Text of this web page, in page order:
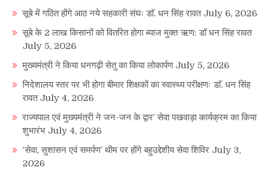
सूबे में गठित होंगे आठ नये सहकारी संघः डाॅ. धन सिंह रावत July 6, 2026
सूबे के 2 लाख किसानों को वितरित होगा ब्याज मुक्त ऋण: डॉ धन सिंह रावत
July 5, 2026
मुख्यमंत्री ने किया धनगढ़ी सेतु का किया लोकार्पण July 5, 2026
निदेशालय स्तर पर भी होगा बीमार शिक्षकों का स्वास्थ्य परीक्षणः डाॅ. धन सिंह
रावत July 4, 2026
राज्यपाल एवं मुख्यमंत्री ने जन-जन के द्वार’ सेवा पखवाड़ा कार्यक्रम का किया
शुभारंभ July 4, 2026
‘सेवा, सुशासन एवं समर्पण’ थीम पर होंगे बहुउद्देशीय सेवा शिविर July 3,
2026